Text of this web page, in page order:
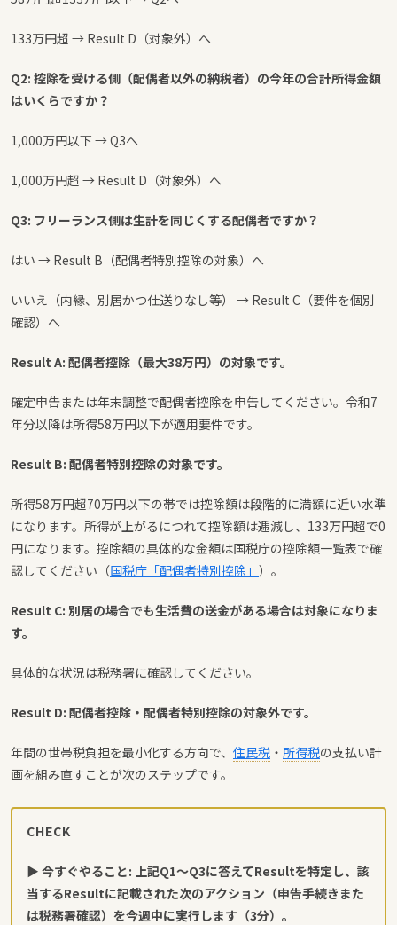
133万円超 → Result D（対象外）へ
Q2: 控除を受ける側（配偶者以外の納税者）の今年の合計所得金額
はいくらですか？
1,000万円以下 → Q3へ
1,000万円超 → Result D（対象外）へ
Q3: フリーランス側は生計を同じくする配偶者ですか？
はい → Result B（配偶者特別控除の対象）へ
いいえ（内縁、別居かつ仕送りなし等） → Result C（要件を個別
確認）へ
Result A: 配偶者控除（最大38万円）の対象です。
確定申告または年末調整で配偶者控除を申告してください。令和7
年分以降は所得58万円以下が適用要件です。
Result B: 配偶者特別控除の対象です。
所得58万円超70万円以下の帯では控除額は段階的に満額に近い水準
になります。所得が上がるにつれて控除額は逓減し、133万円超で0
円になります。控除額の具体的な金額は国税庁の控除額一覧表で確
認してください（国税庁「配偶者特別控除」 ）。
Result C: 別居の場合でも生活費の送金がある場合は対象になりま
す。
具体的な状況は税務署に確認してください。
Result D: 配偶者控除・配偶者特別控除の対象外です。
年間の世帯税負担を最小化する方向で、 住民税 ・ 所得税の支払い計
画を組み直すことが次のステップです。
CHECK
▶ 今すぐやること: 上記Q1〜Q3に答えてResultを特定し、該
当するResultに記載された次のアクション（申告手続きまた
は税務署確認）を今週中に実行します（3分）。